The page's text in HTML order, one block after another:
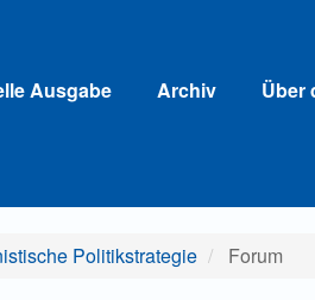
Ausgabe Archiv Über
Politikstrategie Forum